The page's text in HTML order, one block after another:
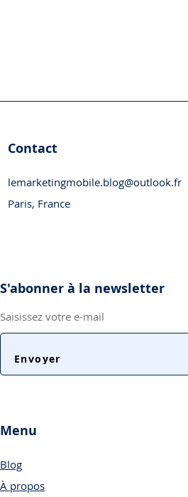
Contact
lemarketingmobile.blog@outlook.fr
Paris, France
S'abonner à la newsletter
Saisissez votre e-mail
Envoyer
Menu
Blog
À propos